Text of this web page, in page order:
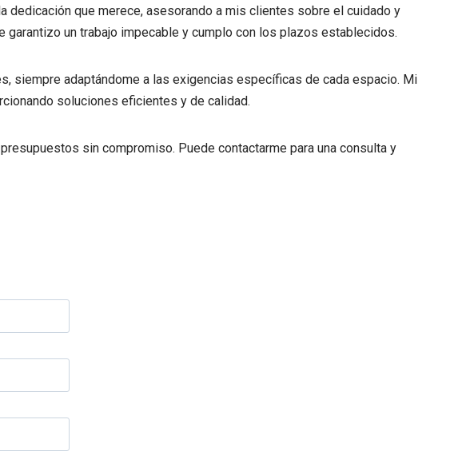
que merece, asesorando a mis clientes sobre el cuidado y
un trabajo impecable y cumplo con los plazos establecidos.
siempre adaptándome a las exigencias específicas de cada espacio. Mi
soluciones eficientes y de calidad.
sin compromiso. Puede contactarme para una consulta y